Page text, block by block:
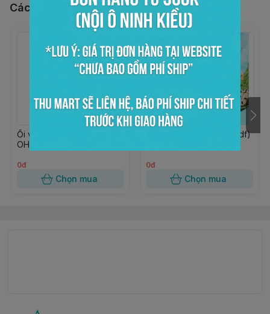
Các sản phẩm, dịch vụ khác
Ổi viên đóng lon 950gr
OHLA
0đ
Chọn mua
Xốt mãng cầu 850gr (wdf)
0đ
Chọn mua